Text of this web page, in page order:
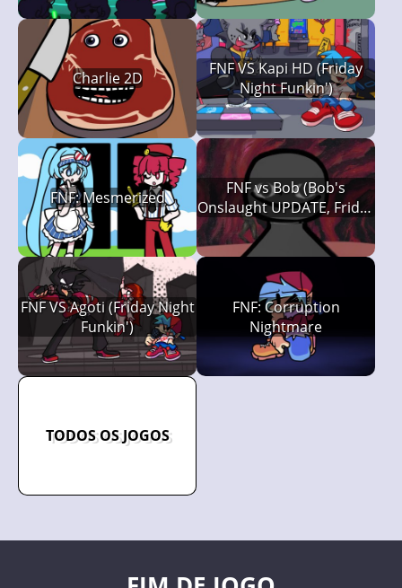
Charlie 2D
FNF VS Kapi HD (Friday
Night Funkin')
FNF: Mesmerized
FNF vs Bob (Bob's
Onslaught UPDATE, Friday
Night Funkin')
FNF VS Agoti (Friday Night
Funkin')
FNF: Corruption
Nightmare
TODOS OS JOGOS